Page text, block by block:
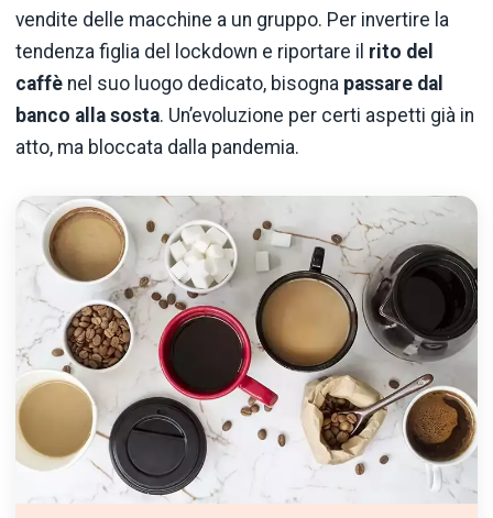
vendite delle macchine a un gruppo. Per invertire la
tendenza figlia del lockdown e riportare il rito del
caffè nel suo luogo dedicato, bisogna passare dal
banco alla sosta. Un’evoluzione per certi aspetti già in
atto, ma bloccata dalla pandemia.